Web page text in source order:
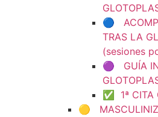
🔵
TRAS LA
(sesiones
🟣 GUÍA
✅ 1ª CITA
🟡